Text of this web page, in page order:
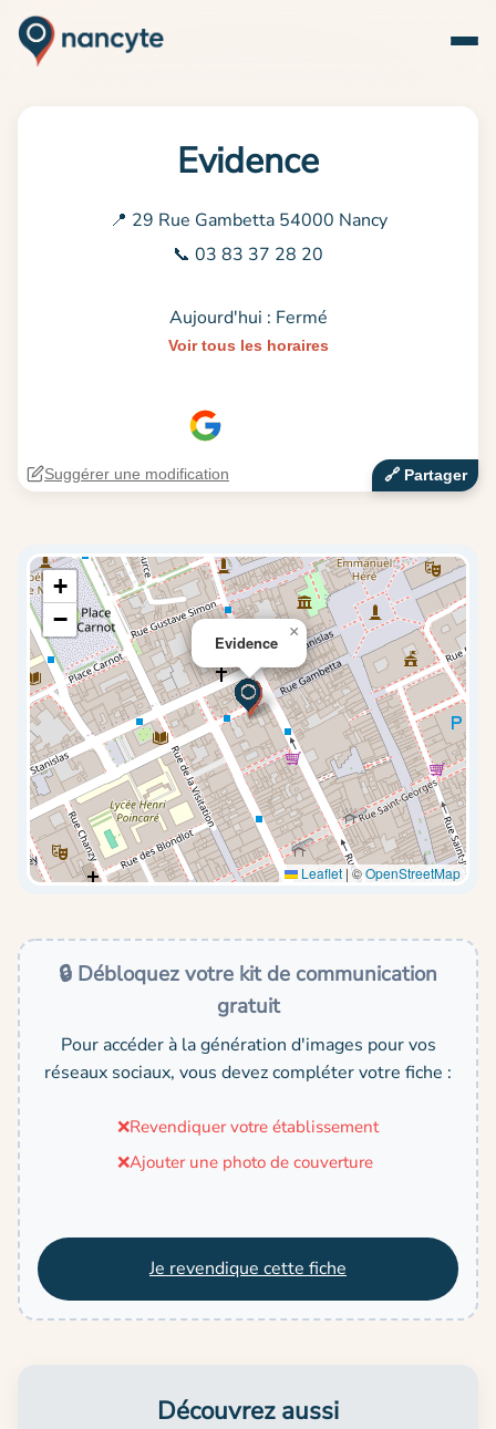
Evidence
📍 29 Rue Gambetta 54000 Nancy
📞 03 83 37 28 20
Aujourd'hui : Fermé
Voir tous les horaires
🔗‍️ Partager
Suggérer une modification
Evidence
×
+
−
Leaflet |©OpenStreetMap
🔒 Débloquez votre kit de communication
gratuit
Pour accéder à la génération d'images pour vos
réseaux sociaux, vous devez compléter votre fiche :
❌Revendiquer votre établissement
❌Ajouter une photo de couverture
Je revendique cette fiche
Découvrez aussi